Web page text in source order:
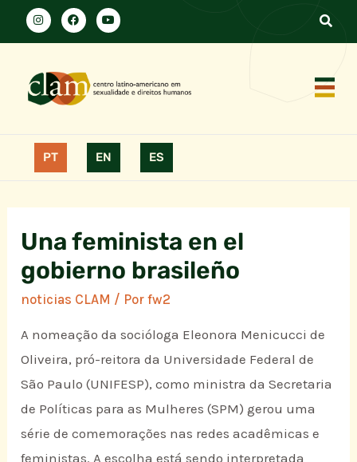
PT EN ES
Una feminista en el
gobierno brasileño
noticias CLAM / Porfw2
A nomeação da socióloga Eleonora Menicucci de
Oliveira, pró-reitora da Universidade Federal de
São Paulo (UNIFESP), como ministra da Secretaria
de Políticas para as Mulheres (SPM) gerou uma
série de comemorações nas redes acadêmicas e
feministas. A escolha está sendo interpretada